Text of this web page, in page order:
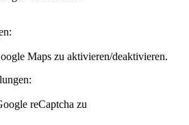
Maps zu aktivieren/deaktivieren.
reCaptcha zu